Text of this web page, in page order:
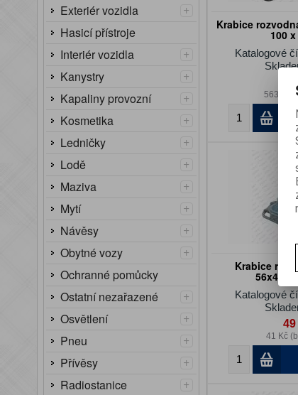
Exteriér vozidla
+
Hasicí přístroje
Interiér vozidla
+
Kanystry
+
Kapaliny provozní
+
Kosmetika
+
Ledničky
+
Lodě
+
Maziva
+
Mytí
+
Návěsy
+
Obytné vozy
+
Ochranné pomůcky
Ostatní nezařazené
+
Osvětlení
+
Pneu
+
Přívěsy
+
Radiostanice
+
Krabice
100
Katalogové
563 Kč
Krabice
Katalogové
41 Kč